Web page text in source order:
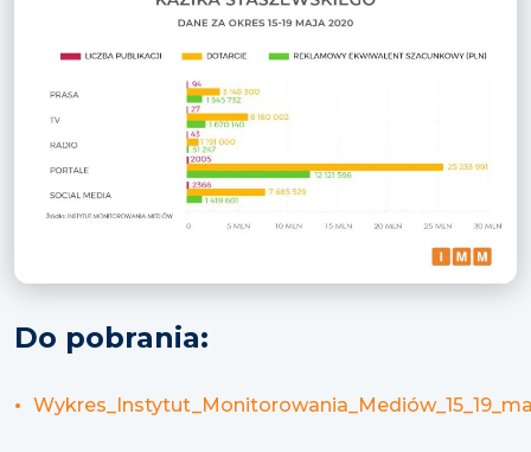
Do pobrania: